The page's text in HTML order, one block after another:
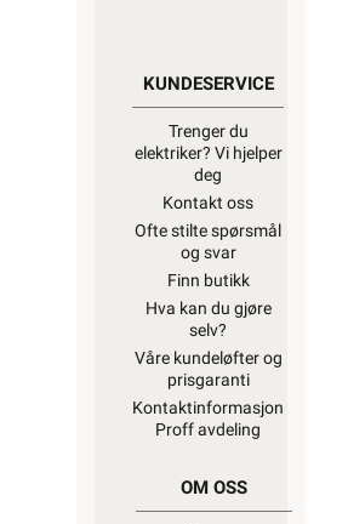
KUNDESERVICE
Trenger du
elektriker? Vi hjelper
deg
Kontakt oss
Ofte stilte spørsmål
og svar
Finn butikk
Hva kan du gjøre
selv?
Våre kundeløfter og
prisgaranti
Kontaktinformasjon
Proff avdeling
OM OSS